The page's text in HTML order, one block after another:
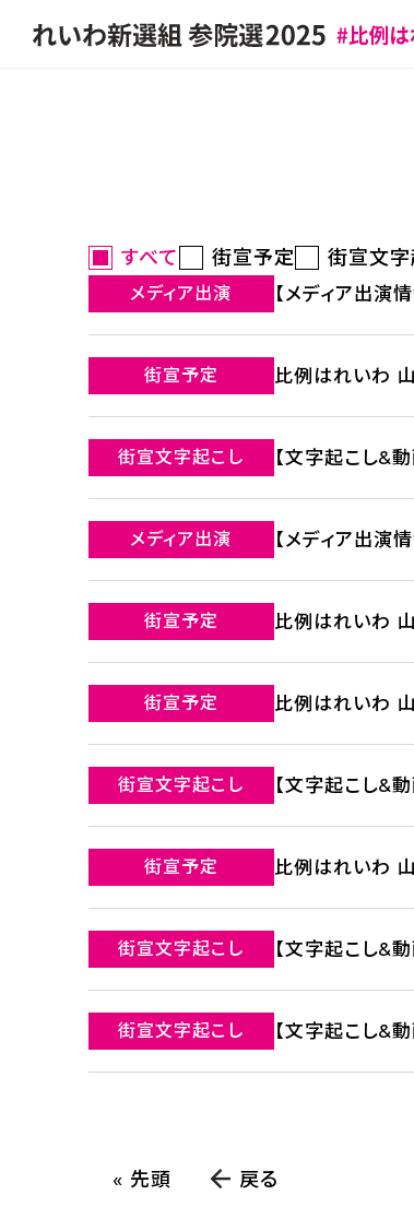
すべて 街宣予定 街宣文字
メディア出演 【メディア出演
街宣予定 比例はれいわ
街宣文字起こし 【文字起こし&
メディア出演 【メディア出演
街宣予定 比例はれいわ
街宣予定 比例はれいわ
街宣文字起こし 【文字起こし&
街宣予定 比例はれいわ
街宣文字起こし 【文字起こし&
街宣文字起こし 【文字起こし&
« 先頭 戻る